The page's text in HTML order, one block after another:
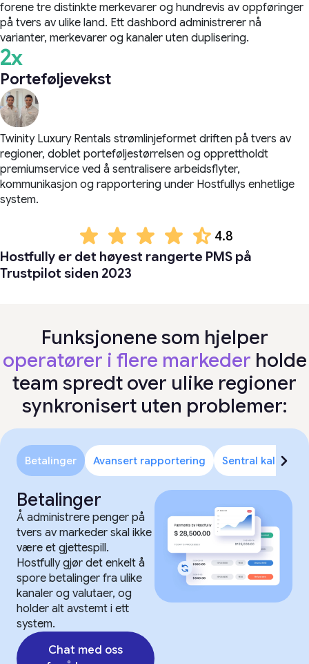
forene tre distinkte merkevarer og hundrevis av oppføringer
på tvers av ulike land. Ett dashbord administrerer nå
varianter, merkevarer og kanaler uten duplisering.
2x
Porteføljevekst
Twinity Luxury Rentals strømlinjeformet driften på tvers av
regioner, doblet porteføljestørrelsen og opprettholdt
premiumservice ved å sentralisere arbeidsflyter,
kommunikasjon og rapportering under Hostfullys enhetlige
system.
4.8
Hostfully er det høyest rangerte PMS på
Trustpilot siden 2023
Funksjonene som hjelper
operatører i flere markeder holde
team spredt over ulike regioner
synkronisert uten problemer:
Betalinger Avansert rapportering Sentral kalender
Betalinger
Å administrere penger på
tvers av markeder skal ikke
være et gjettespill.
Hostfully gjør det enkelt å
spore betalinger fra ulike
kanaler og valutaer, og
holder alt avstemt i ett
system.
Chat med oss